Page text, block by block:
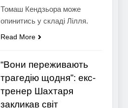
Томаш Кендзьора може
опинитись у складі Лілля.
Read More
“Вони переживають
трагедію щодня”: екс-
тренер Шахтаря
закликав світ